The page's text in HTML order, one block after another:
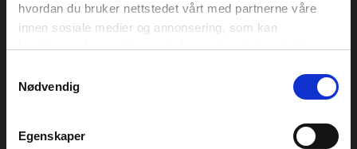
hvordan du bruker nettstedet vårt med partnerne våre
innen sosiale medier og annonsering, som kan
kombinere den med annen informasjon du har gjort
din bruk av tjenestene deres. Les mer om hvilke
opplysninger vi samler og hva vi ber om samtykke til
Nødvendig
Egenskaper